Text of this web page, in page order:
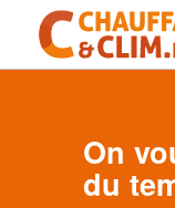
On
du